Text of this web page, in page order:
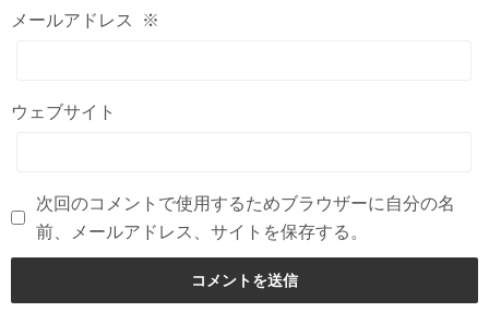
メールアドレス ※
ウェブサイト
次回のコメントで使用するためブラウザーに自分の名
前、メールアドレス、サイトを保存する。